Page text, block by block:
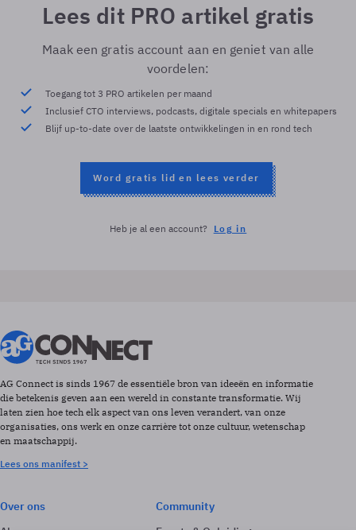
Lees dit PRO artikel gratis
Maak een gratis account aan en geniet van alle
voordelen:
Toegang tot 3 PRO artikelen per maand
Inclusief CTO interviews, podcasts, digitale specials en whitepapers
Blijf up-to-date over de laatste ontwikkelingen in en rond tech
Word gratis lid en lees verder
Heb je al een account? Log in
AG Connect is sinds 1967 de essentiële bron van ideeën en informatie
die betekenis geven aan een wereld in constante transformatie. Wij
laten zien hoe tech elk aspect van ons leven verandert, van onze
organisaties, ons werk en onze carrière tot onze cultuur, wetenschap
en maatschappij.
Lees ons manifest >
Over ons
Community